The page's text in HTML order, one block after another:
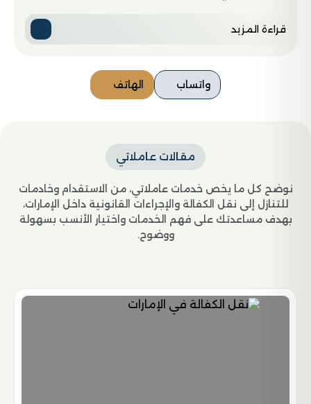
قراءة المزيد
واتساب الهاتف
مقالات عاملاتي
نوضح كل ما يخص خدمات عاملاتي، من الاستقدام وخادمات
للتنازل إلى نقل الكفالة والإجراءات القانونية داخل الإمارات،
بهدف مساعدتك على فهم الخدمات واختيار الأنسب بسهولة
ووضوح.